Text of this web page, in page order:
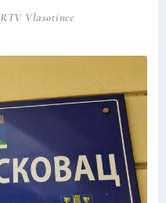
RTV Vlasotince